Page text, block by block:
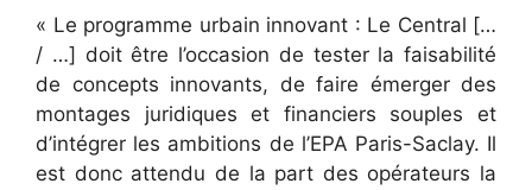
« Le programme urbain innovant : Le Central […
/ …] doit être l’occasion de tester la faisabilité
de concepts innovants, de faire émerger des
montages juridiques et financiers souples et
d’intégrer les ambitions de l’EPA Paris-Saclay. Il
est donc attendu de la part des opérateurs la